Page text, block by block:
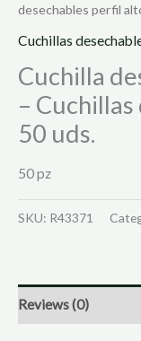
desechables perfil
Cuchillas
Cuchilla
–
50 uds.
50 pz
SKU: R43371
Reviews (0)